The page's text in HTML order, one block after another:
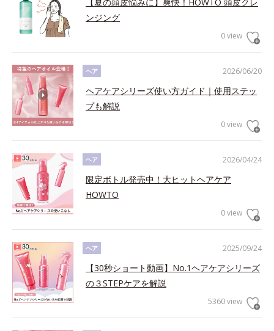
ンジング
0 view
2026/06/20
ヘア
ヘアケアシリーズ使い方ガイド｜使用ステッ
プも解説
0 view
2026/04/24
ヘア
限定ボトル発売中！大ヒットヘアケア
HOWTO
0 view
2025/09/24
ヘア
【30秒ショート動画】No.1ヘアケアシリーズ
の３STEPケアを解説
5360 view